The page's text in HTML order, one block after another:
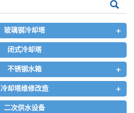
玻璃钢冷却塔 +
闭式冷却塔
不锈钢水箱 +
冷却塔维修改造 +
二次供水设备